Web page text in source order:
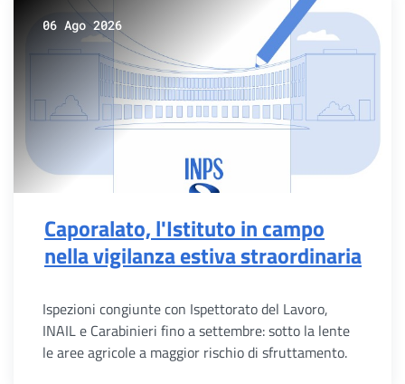
06 Ago 2026
Caporalato, l'Istituto in campo
nella vigilanza estiva straordinaria
Ispezioni congiunte con Ispettorato del Lavoro,
INAIL e Carabinieri fino a settembre: sotto la lente
le aree agricole a maggior rischio di sfruttamento.